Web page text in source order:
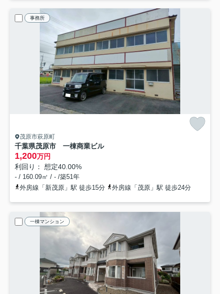
事務所
茂原市萩原町
千葉県茂原市 一棟商業ビル
1,200万円
利回り： 想定40.00%
- / 160.09㎡ / - /築51年
外房線「新茂原」駅 徒歩15分
外房線「茂原」駅 徒歩24分
一棟マンション